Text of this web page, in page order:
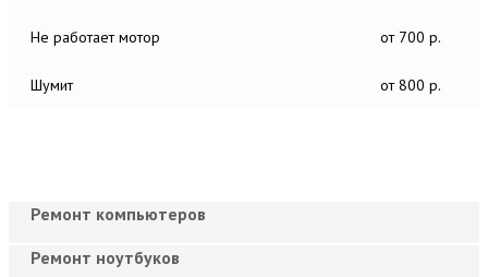
Не работает мотор от 700 р.
Шумит от 800 р.
Ремонт компьютеров
Ремонт ноутбуков